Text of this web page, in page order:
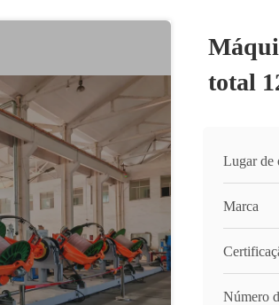
total
Lugar de
Marca
Número